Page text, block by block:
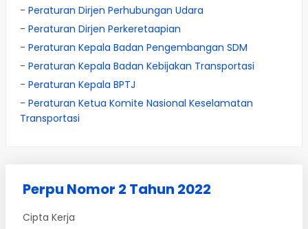
- Peraturan Dirjen Perhubungan Udara
- Peraturan Dirjen Perkeretaapian
- Peraturan Kepala Badan Pengembangan SDM
- Peraturan Kepala Badan Kebijakan Transportasi
- Peraturan Kepala BPTJ
- Peraturan Ketua Komite Nasional Keselamatan
Transportasi
Perpu Nomor 2 Tahun 2022
Cipta Kerja